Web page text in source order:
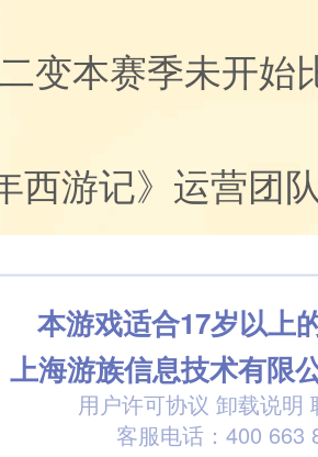
变本赛季未开始
西游记》运营团
本游戏适合17岁以上
上海游族信息技术有限
用户许可协议 卸载说明
客服电话：400 663